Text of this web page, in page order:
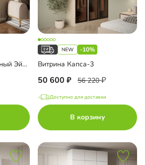
Шкаф-купе 3-х дверный Эйприл-3
-10%
Витрина Капса-3
50 600 56 220
Доступно для доставки
В корзину